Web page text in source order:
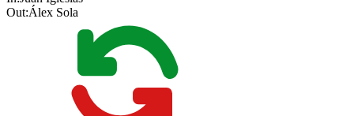
Out:Álex Sola